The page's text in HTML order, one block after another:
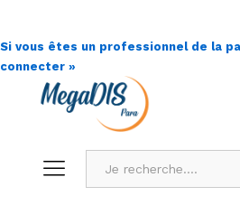
Si vous êtes un professionnel de la
connecter »